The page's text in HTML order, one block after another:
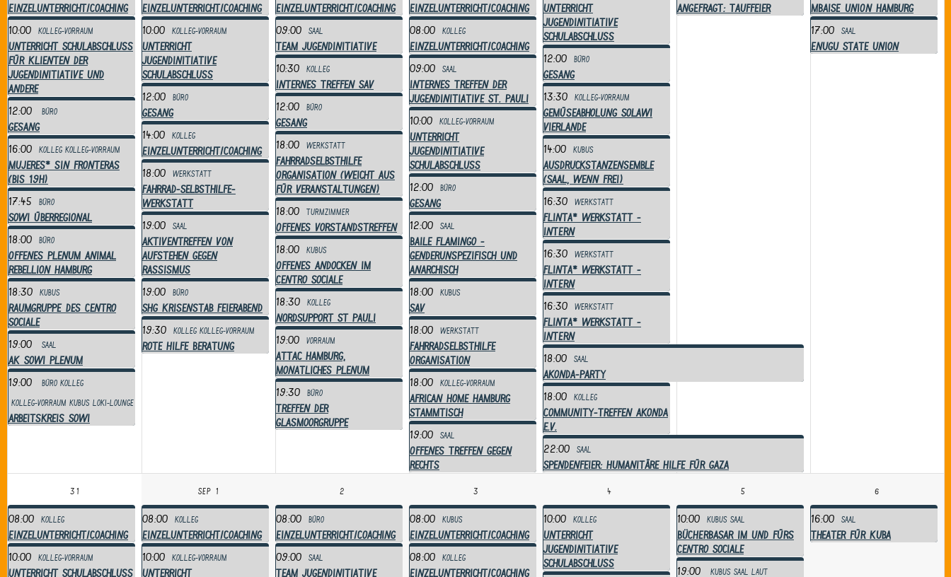
Einzelunterricht/Coaching
10:00
Kolleg-Vorraum
Unterricht Schulabschluss
für Klienten der
Jugendinitiative und
andere
12:00
Büro
Gesang
16:00
Kolleg Kolleg-Vorraum
mujeres* sin fronteras
(bis 19h)
17:45
Büro
Sowi überregional
18:00
Büro
Offenes Plenum Animal
Rebellion Hamburg
18:30
Kubus
RAUMGRUPPE des Centro
Sociale
19:00
Saal
AK SoWi Plenum
19:00
Büro Kolleg
Kolleg-Vorraum Kubus Loki-Lounge
Arbeitskreis SoWi
Einzelunterricht/Coaching
10:00
Kolleg-Vorraum
Unterricht
Jugendinitiative
Schulabschluss
12:00
Büro
Gesang
14:00
Kolleg
Einzelunterricht/Coaching
18:00
Werkstatt
Fahrrad-Selbsthilfe-
Werkstatt
19:00
Saal
Aktiventreffen von
Aufstehen gegen
Rassismus
19:00
Büro
SHG Krisenstab Feierabend
19:30
Kolleg Kolleg-Vorraum
Rote Hilfe Beratung
Einzelunterricht/Coaching
09:00
Saal
Team Jugendinitiative
10:30
Kolleg
Internes Treffen SAV
12:00
Büro
Gesang
18:00
Werkstatt
Fahrradselbsthilfe
Organisation (weicht aus
für Veranstaltungen)
18:00
Turmzimmer
Offenes Vorstandstreffen
18:00
Kubus
Offenes Andocken im
Centro Sociale
18:30
Kolleg
NordSupport St Pauli
19:00
Vorraum
attac Hamburg,
monatliches Plenum
19:30
Büro
Treffen der
Glasmoorgruppe
Einzelunterricht/Coaching
08:00
Kolleg
Einzelunterricht/Coaching
09:00
Saal
Internes Treffen der
Jugendinitiative St. Pauli
10:00
Kolleg-Vorraum
Unterricht
Jugendinitiative
Schulabschluss
12:00
Büro
Gesang
12:00
Saal
Baile Flamingo -
genderunspezifisch und
anarchisch
18:00
Kubus
SAV
18:00
Werkstatt
Fahrradselbsthilfe
Organisation
18:00
Kolleg-Vorraum
African Home Hamburg
Stammtisch
19:00
Saal
Offenes Treffen gegen
Rechts
Unterricht
Jugendinitiative
Schulabschluss
12:00
Büro
Gesang
13:30
Kolleg-Vorraum
Gemüseabholung SoLaWi
Vierlande
14:00
Kubus
Ausdruckstanzensemble
(Saal, wenn frei)
16:30
Werkstatt
Flinta* Werkstatt -
INTERN
16:30
Werkstatt
Flinta* Werkstatt -
INTERN
16:30
Werkstatt
Flinta* Werkstatt -
INTERN
18:00
Saal
Akonda-Party
18:00
Kolleg
Community-Treffen Akonda
e.V.
22:00
Saal
Spendenfeier: Humanitäre Hilfe für Gaza
ANGEFRAGT: Tauffeier
MBAISE UNION Hamburg
17:00
Saal
Enugu State Union
31
08:00 Kolleg
Einzelunterricht/Coaching
10:00
Kolleg-Vorraum
Unterricht Schulabschluss
Sep 1
08:00 Kolleg
Einzelunterricht/Coaching
10:00
Kolleg-Vorraum
Unterricht
2
08:00 Büro
Einzelunterricht/Coaching
09:00
Saal
Team Jugendinitiative
3
08:00 Kubus
Einzelunterricht/Coaching
08:00
Kolleg
Einzelunterricht/Coaching
4
10:00 Kolleg
Unterricht
Jugendinitiative
Schulabschluss
5
10:00 Kubus Saal
BÜCHERBASAR im und fürs
Centro Sociale
19:00
Kubus Saal laut
6
16:00 Saal
Theater für Kuba